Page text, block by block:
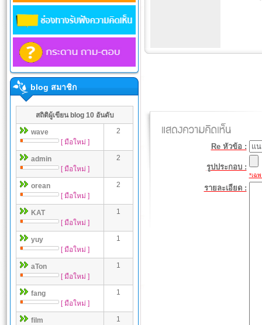
blog สมาชิก
สถิติผู้เขียน blog 10 อันดับ
wave
[ มือใหม่ ]
2
admin
[ มือใหม่ ]
2
orean
[ มือใหม่ ]
2
KAT
[ มือใหม่ ]
1
yuy
[ มือใหม่ ]
1
aTon
[ มือใหม่ ]
1
fang
[ มือใหม่ ]
1
film
1
Re หัวข้อ :
รูปประกอบ :
*เฉ
รายละเอียด :